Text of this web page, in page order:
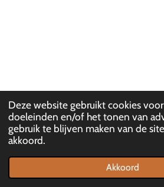
Deze website gebruikt cookies
doeleinden en/of het tonen van
gebruik te blijven maken van de
akkoord.
Akkoord
© 2023 - 2026 Chalet Du Bois
Powered byJouwWeb
Telefoonnummer Kaart